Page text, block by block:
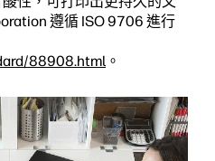
遵循 ISO 9706 進行
88908.html 。